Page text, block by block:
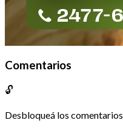
Comentarios
🔓
Desbloqueá los comentarios